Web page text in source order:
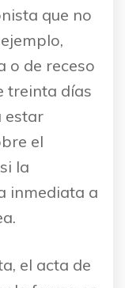
que no
o de receso
treinta días
estar
el
la
inmediata a
el acta de